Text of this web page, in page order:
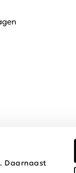
Daarnaast